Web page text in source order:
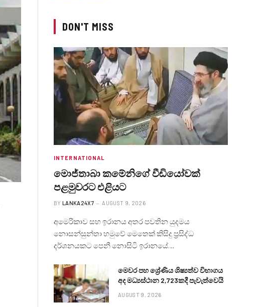
DON'T MISS
INTERNATIONAL
මොජ්තාබා කමේනිගේ වීඩියෝවක්
පළමුවරට එළියට
BY LANKA24X7 AUGUST 9, 2026
අමෙරිකාව සහ ඉරානය අතර පවතින යුදමය
නොසන්සුන්තා හමුවේ මෙතෙක් කිසිදු ප්‍රසිද්ධ
දර්ශනයකට පෙනී නොසිටි ඉරානයේ…
මෙවර පහ ශ්‍රේණිය ශිෂ්‍යත්ව විභාගය
අද මධ්‍යස්ථාන 2,723කදී පැවැත්වෙයි
AUGUST 9, 2026